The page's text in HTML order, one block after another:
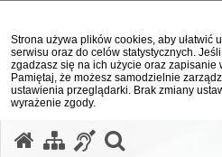
Strona używa plików cookies, aby ułatwić
serwisu oraz do celów statystycznych.
zgadzasz się na ich użycie oraz zapisanie
Pamiętaj, że możesz samodzielnie
ustawienia przeglądarki. Brak zmiany
wyrażenie zgody.